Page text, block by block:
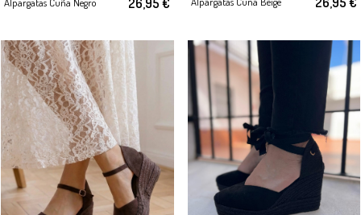
Alpargatas Cuña Negro